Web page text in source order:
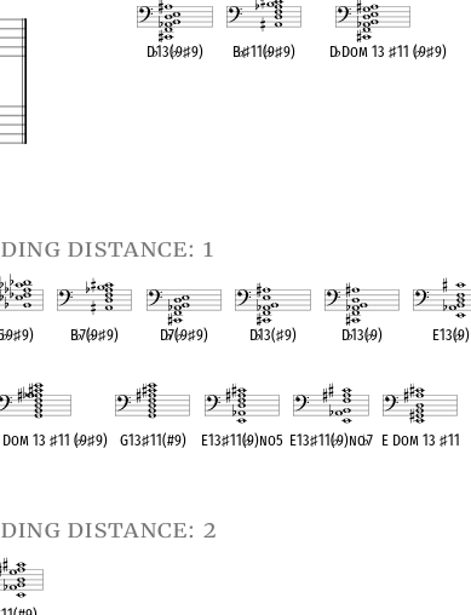
D♭13(♭9♯9) B♭♯11(♭9♯9) D♭Dom 13♯11 (♭9♯9)
distance: 1
♭9♯9) B♭7(♭9♯9) D♭7(♭9♯9) D♭13(♯9) D♭13(♭9) E13(♭9)
Dom 13♯11 (♭9♯9) G13♯11(#9) E13♯11(♭9)no5 E13♯11(♭9)no♭7 E Dom 13 ♯11
distance: 2